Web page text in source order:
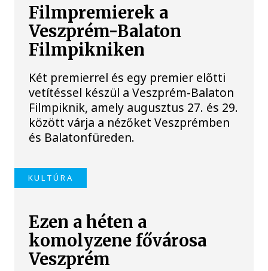
Filmpremierek a
Veszprém-Balaton
Filmpikniken
Két premierrel és egy premier előtti
vetítéssel készül a Veszprém-Balaton
Filmpiknik, amely augusztus 27. és 29.
között várja a nézőket Veszprémben
és Balatonfüreden.
KULTÚRA
Ezen a héten a
komolyzene fővárosa
Veszprém